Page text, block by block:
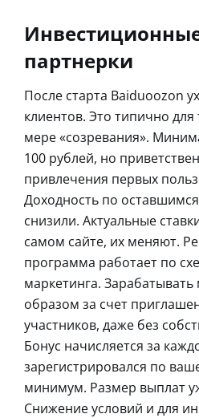
партнерки
После старта Baiduoozon
клиентов. Это типично для
мере «созревания».
100 рублей, но
привлечения первых
Доходность по
снизили. Актуальные
самом сайте, их меняют.
программа работает по
маркетинга.
образом за счет
участников, даже без
Бонус начисляется за
зарегистрировался по
минимум. Размер выплат
Снижение условий и для